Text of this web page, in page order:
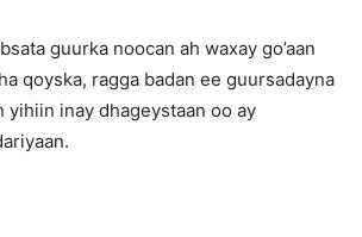
guurka noocan ah waxay go’aan
qoyska, ragga badan ee guursadayna
yihiin inay dhageystaan oo ay